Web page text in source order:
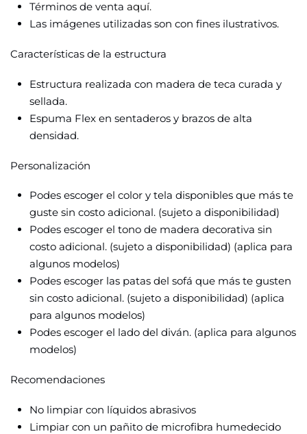
Términos de ventaaquí.
Las imágenes utilizadas son con fines ilustrativos.
Características de la estructura
Estructura realizada con madera de teca curada y
sellada.
Espuma Flex en sentaderos y brazos de alta
densidad.
Personalización
Podes escoger el color y tela disponibles que más te
guste sin costo adicional. (sujeto a disponibilidad)
Podes escoger el tono de madera decorativa sin
costo adicional. (sujeto a disponibilidad) (aplica para
algunos modelos)
Podes escoger las patas del sofá que más te gusten
sin costo adicional. (sujeto a disponibilidad) (aplica
para algunos modelos)
Podes escoger el lado del diván. (aplica para algunos
modelos)
Recomendaciones
No limpiar con líquidos abrasivos
Limpiar con un pañito de microfibra humedecido